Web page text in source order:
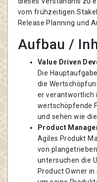
vom frühzeitigen
Release Planning und
Aufbau /
Value Driven
Die
die
er verantwortlich
wertschöpfende
und sehen wie
Product
Agiles Produkt
von
untersuchen die
Product Owner